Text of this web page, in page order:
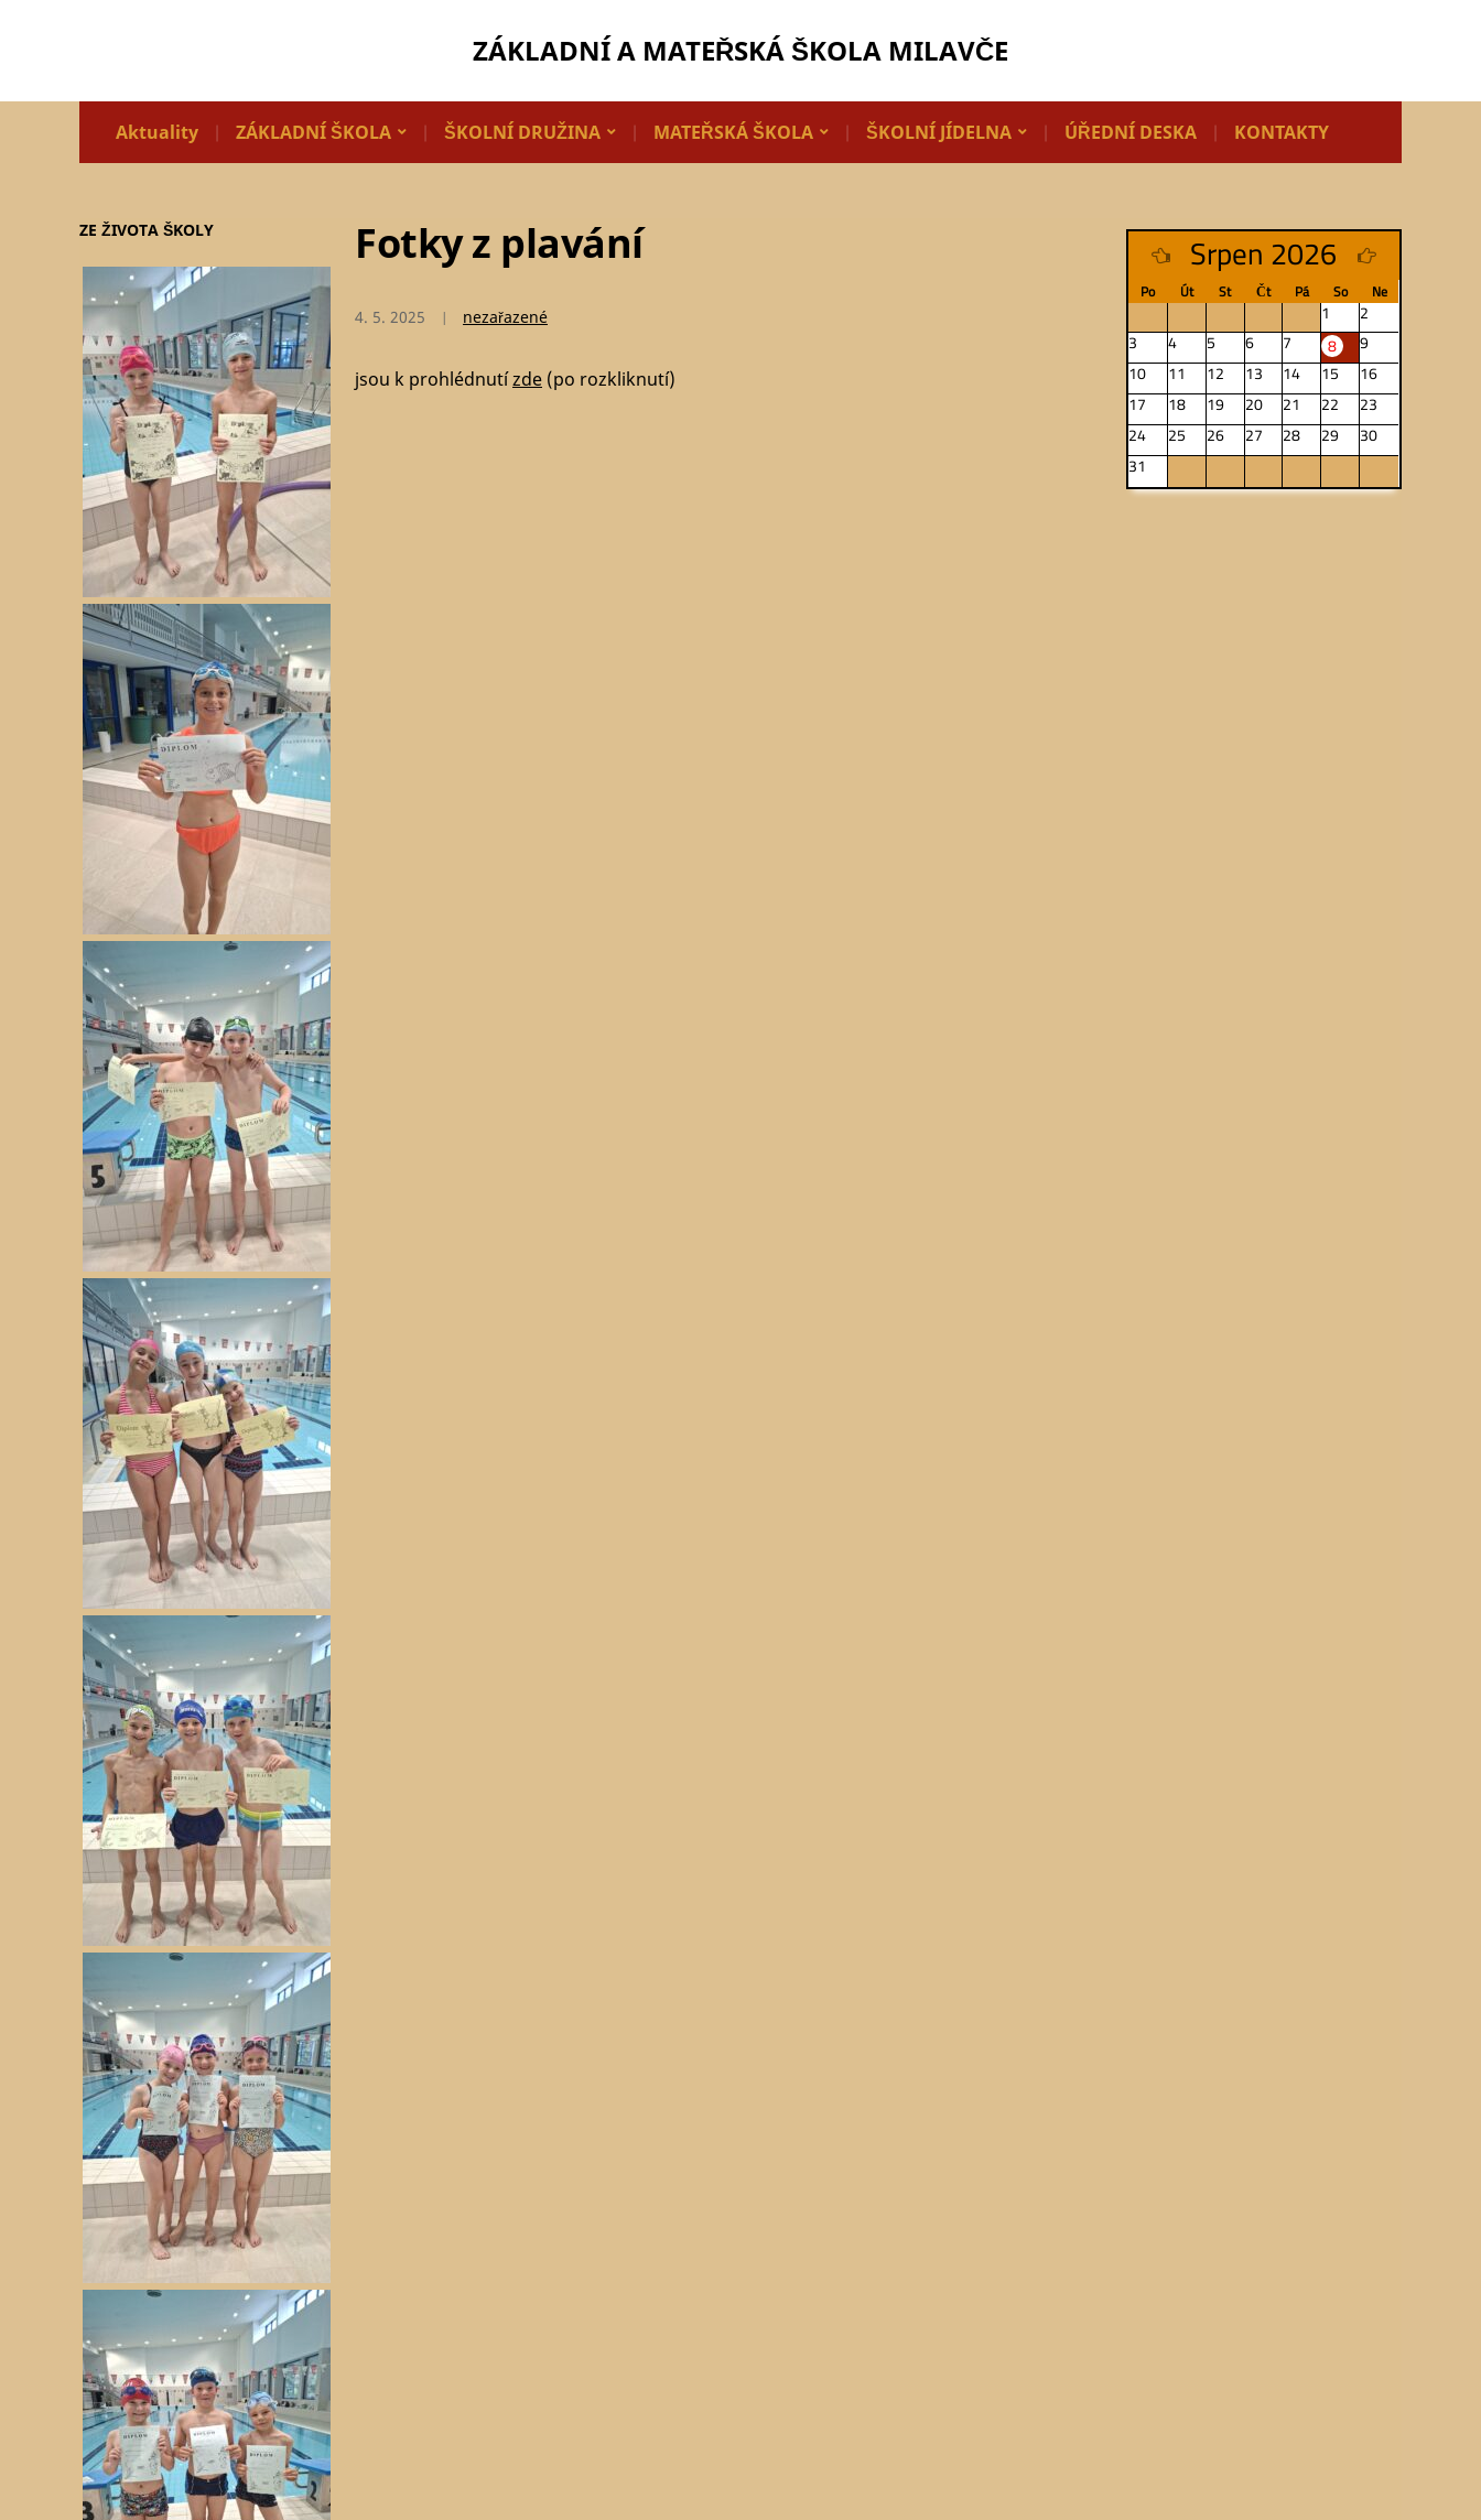
ZÁKLADNÍ A MATEŘSKÁ ŠKOLA MILAVČE
Aktuality ZÁKLADNÍ ŠKOLA ŠKOLNÍ DRUŽINA MATEŘSKÁ ŠKOLA ŠKOLNÍ JÍDELNA ÚŘEDNÍ DESKA KONTAKTY
ZE ŽIVOTA ŠKOLY Fotky z plavání
4. 5. 2025 nezařazené
jsou k prohlédnutízde (po rozkliknutí)
Srpen 2026
Po Út St Čt Pá So Ne
1
2
3
4 5 6 7 8
9
10
11 12 13 14 15
16
17
18 19 20 21 22
23
24
25 26 27 28 29
30
31